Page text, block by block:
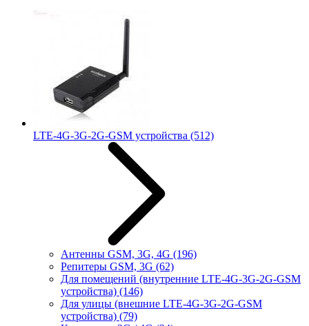
LTE-4G-3G-2G-GSM устройства (512)
Антенны GSM, 3G, 4G (196)
Репитеры GSM, 3G (62)
Для помещений (внутренние LTE-4G-3G-2G-GSM
устройства) (146)
Для улицы (внешние LTE-4G-3G-2G-GSM
устройства) (79)